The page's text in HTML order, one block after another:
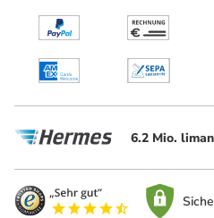
6.2 Mio.